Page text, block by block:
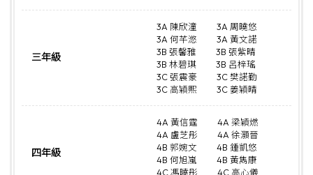
三年級
3A 陳欣潼
3A 周曉悠
3A 何芊滺
3A 黃文諾
3B 張馨雅
3B 張紫晴
3B 林碧琪
3B 呂梓瑤
3C 張震豪
3C 樊諾勤
3C 高穎熙
3C 姜穎晴
四年級
4A 黃信霆
4A 梁穎燃
4A 盧芝彤
4A 徐灝晉
4B 郭婉文
4B 鍾凱悠
4B 何旭嵐
4B 黃雋康
4C 馮曉彤
4C 高心儀